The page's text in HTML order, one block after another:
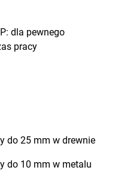
dla pewnego
pracy
do 25 mm w drewnie
do 10 mm w metalu